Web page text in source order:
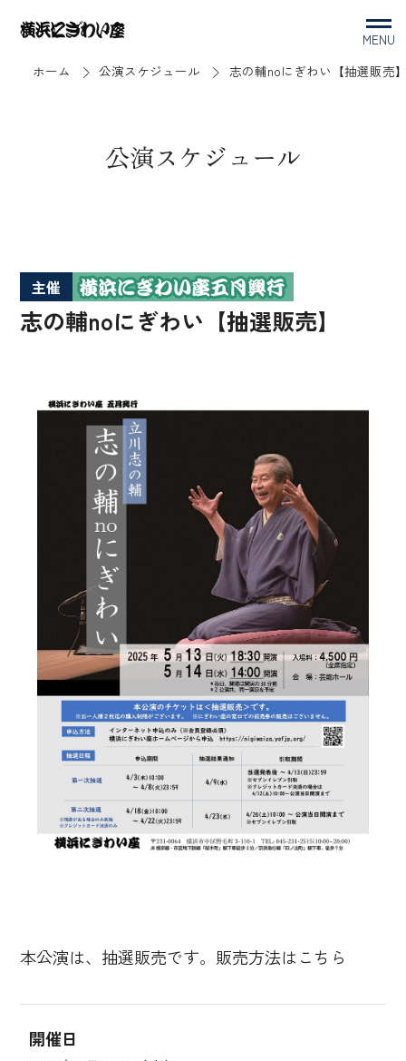
MENU
ホーム
公演スケジュール 志の輔noにぎわい【抽選販売
公演スケジュール
主催
志の輔noにぎわい【抽選販売】
本公演は、抽選販売です。販売方法は こちら
開催日